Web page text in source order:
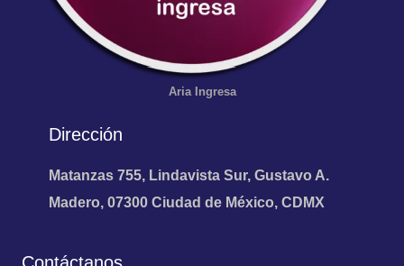
Aria Ingresa
Dirección
Matanzas 755, Lindavista Sur, Gustavo A.
Madero, 07300 Ciudad de México, CDMX